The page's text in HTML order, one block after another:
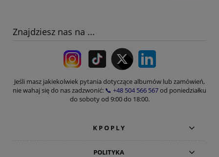
Znajdziesz nas na ...
Jeśli masz jakiekolwiek pytania dotyczące albumów lub zamówień,
nie wahaj się do nas zadzwonić: 📞 +48 504 566 567od poniedziałku
do soboty od 9:00 do 18:00.
K P O P L Y
POLITYKA